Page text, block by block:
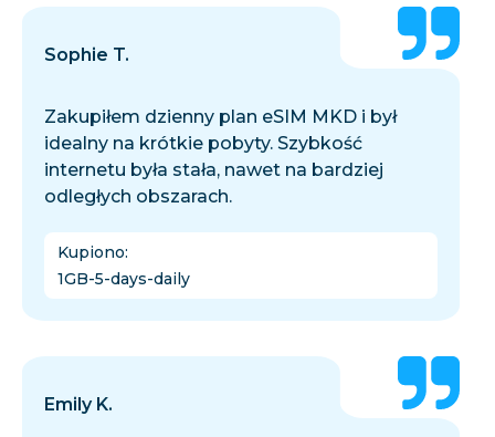
Sophie T.
Zakupiłem dzienny plan eSIM MKD i był
idealny na krótkie pobyty. Szybkość
internetu była stała, nawet na bardziej
odległych obszarach.
Kupiono:
1GB-5-days-daily
Emily K.